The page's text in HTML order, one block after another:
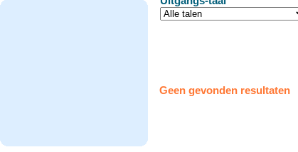
Geen gevonden resultaten